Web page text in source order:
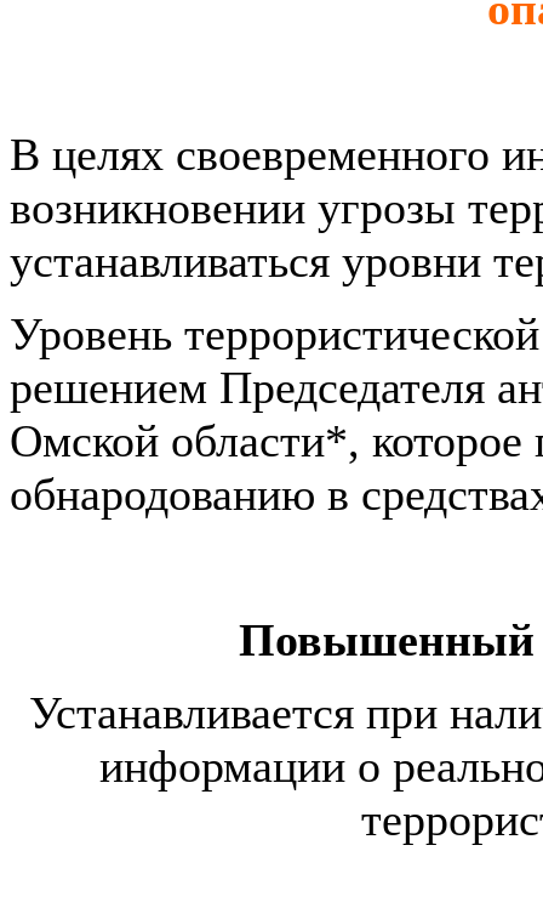
В целях своевременного
возникновении угрозы
устанавливаться уровни
Уровень
решением Председателя
Омской области*,
обнародованию в
Повышенный
Устанавливается при
информации о